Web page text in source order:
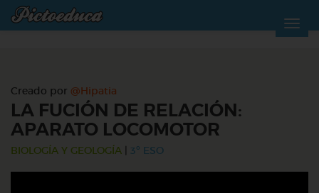
Creado por @Hipatia
LA FUCIÓN DE RELACIÓN:
APARATO LOCOMOTOR
BIOLOGÍA Y GEOLOGÍA 3º ESO